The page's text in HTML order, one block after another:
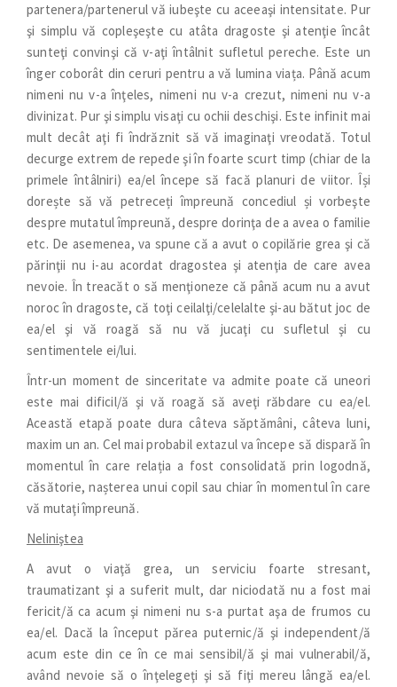
partenera/partenerul vă iubeşte cu aceeaşi intensitate. Pur
şi simplu vă copleşeşte cu atâta dragoste şi atenţie încât
sunteţi convinşi că v-aţi întâlnit sufletul pereche. Este un
înger coborât din ceruri pentru a vă lumina viața. Până acum
nimeni nu v-a înţeles, nimeni nu v-a crezut, nimeni nu v-a
divinizat. Pur şi simplu visaţi cu ochii deschişi. Este infinit mai
mult decât aţi fi îndrăznit să vă imaginaţi vreodată. Totul
decurge extrem de repede şi în foarte scurt timp (chiar de la
primele întâlniri) ea/el începe să facă planuri de viitor. Își
dorește să vă petreceți împreună concediul și vorbeşte
despre mutatul împreună, despre dorinţa de a avea o familie
etc. De asemenea, va spune că a avut o copilărie grea şi că
părinţii nu i-au acordat dragostea şi atenţia de care avea
nevoie. În treacăt o să menţioneze că până acum nu a avut
noroc în dragoste, că toţi ceilalţi/celelalte şi-au bătut joc de
ea/el şi vă roagă să nu vă jucaţi cu sufletul şi cu
sentimentele ei/lui.
Într-un moment de sinceritate va admite poate că uneori
este mai dificil/ă şi vă roagă să aveţi răbdare cu ea/el.
Această etapă poate dura câteva săptămâni, câteva luni,
maxim un an. Cel mai probabil extazul va începe să dispară în
momentul în care relația a fost consolidată prin logodnă,
căsătorie, nașterea unui copil sau chiar în momentul în care
vă mutaţi împreună.
Neliniştea
A avut o viaţă grea, un serviciu foarte stresant,
traumatizant şi a suferit mult, dar niciodată nu a fost mai
fericit/ă ca acum şi nimeni nu s-a purtat aşa de frumos cu
ea/el. Dacă la început părea puternic/ă şi independent/ă
acum este din ce în ce mai sensibil/ă şi mai vulnerabil/ă,
având nevoie să o înţelegeţi şi să fiţi mereu lângă ea/el.